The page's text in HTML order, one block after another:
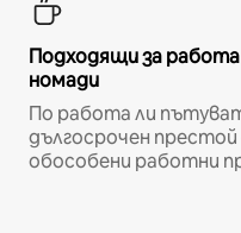
Подходящи за
номади
По работа ли
дългосрочен
обособени работни